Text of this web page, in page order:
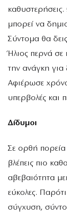
μπορεί να
Σύντομα θα
Ήλιος περνά σε
την ανάγκη για
Αφιέρωσε
υπερβολές και
Δίδυμοι
Σε ορθή πορεία
βλέπεις πιο
αβεβαιότητα
εύκολες.
σύγχυση,